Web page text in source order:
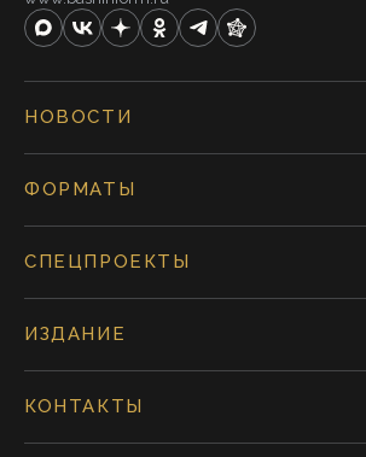
НОВОСТИ
ФОРМАТЫ
СПЕЦПРОЕКТЫ
ИЗДАНИЕ
КОНТАКТЫ